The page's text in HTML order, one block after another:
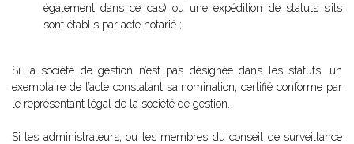
également dans ce cas) ou une expédition de statuts s’ils
sont établis par acte notarié ;
Si la société de gestion n’est pas désignée dans les statuts, un
exemplaire de l’acte constatant sa nomination, certifié conforme par
le représentant légal de la société de gestion.
Si les administrateurs, ou les membres du conseil de surveillance